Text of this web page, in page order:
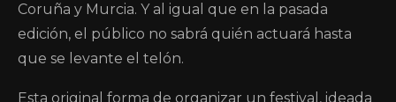
Coruña y Murcia. Y al igual que en la pasada
edición, el público no sabrá quién actuará hasta
que se levante el telón.
Esta original forma de organizar un festival, ideada